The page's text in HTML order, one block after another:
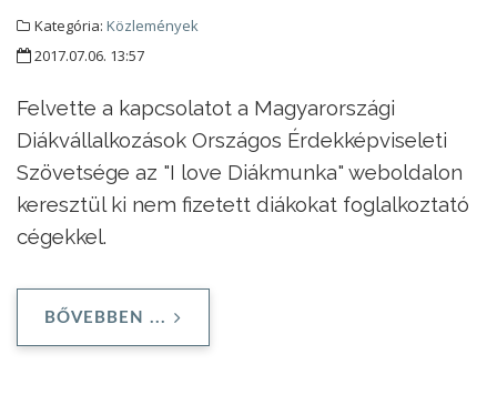
Kategória: Közlemények
2017.07.06. 13:57
Felvette a kapcsolatot a Magyarországi
Diákvállalkozások Országos Érdekképviseleti
Szövetsége az "I love Diákmunka" weboldalon
keresztül ki nem fizetett diákokat foglalkoztató
cégekkel.
BŐVEBBEN ...